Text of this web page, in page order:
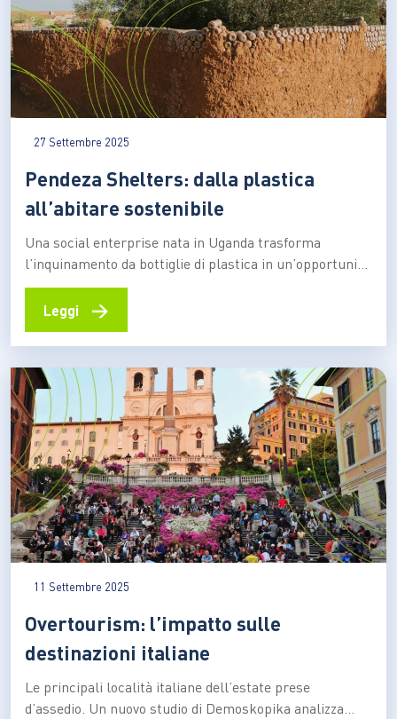
27 Settembre 2025
Pendeza Shelters: dalla plastica
all’abitare sostenibile
Una social enterprise nata in Uganda trasforma
l’inquinamento da bottiglie di plastica in un’opportunità
per ridurre l’impatto ambientale, creare lavoro e
costruire case sicure per comunità vulnerabili
ecologici. È questa la mission di Pendeza Shelters,
social enterprise nata nel 2022 nella regione…
Leggi →
11 Settembre 2025
Overtourism: l’impatto sulle
destinazioni italiane
Le principali località italiane dell’estate prese
d’assedio. Un nuovo studio di Demoskopika analizza